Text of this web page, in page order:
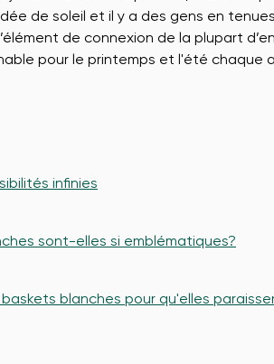
de soleil et il y a des gens en
de connexion de la plupart
pour le printemps et l'été chaque
infinies
sont-elles si emblématiques?
blanches pour qu'elles